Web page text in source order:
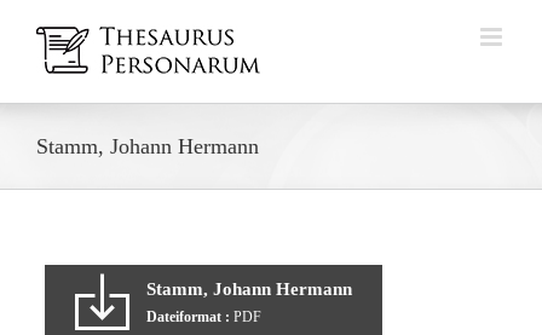
Inhalt
springen
Stamm, Johann Hermann
Stamm, Johann Hermann
Dateiformat : PDF